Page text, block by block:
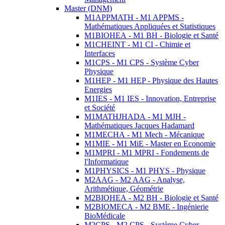
Master (DNM)
M1APPMATH - M1 APPMS -
Mathématiques Appliquées et Statistiques
M1BIOHEA - M1 BH - Biologie et Santé
M1CHEINT - M1 CI - Chimie et
Interfaces
M1CPS - M1 CPS - Système Cyber
Physique
M1HEP - M1 HEP - Physique des Hautes
Energies
M1IES - M1 IES - Innovation, Entreprise
et Société
M1MATHJHADA - M1 MJH -
Mathématiques Jacques Hadamard
M1MECHA - M1 Mech - Mécanique
M1MIE - M1 MiE - Master en Economie
M1MPRI - M1 MPRI - Fondements de
l'Informatique
M1PHYSICS - M1 PHYS - Physique
M2AAG - M2 AAG - Analyse,
Arithmétique, Géométrie
M2BIOHEA - M2 BH - Biologie et Santé
M2BIOMECA - M2 BME - Ingénierie
BioMédicale